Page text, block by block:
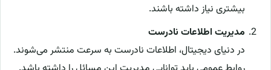
بیشتری نیاز داشته باشند.
مدیریت اطلاعات نادرست
در دنیای دیجیتال، اطلاعات نادرست به سرعت منتشر می‌شوند.